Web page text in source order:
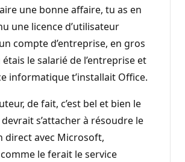
une bonne affaire, tu as en
une licence d’utilisateur
compte d’entreprise, en gros
le salarié de l’entreprise et
informatique t’installait Office.
de fait, c’est bel et bien le
s’attacher à résoudre le
direct avec Microsoft,
le ferait le service